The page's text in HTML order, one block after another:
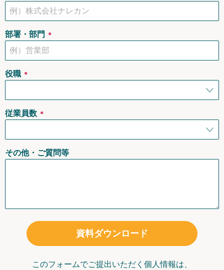
部署・部門 ＊
役職 ＊
従業員数 ＊
その他・ご質問等
資料ダウンロード
このフォームでご提出いただく個人情報は、